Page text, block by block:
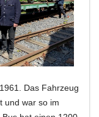
Das Fahrzeug
und war so im